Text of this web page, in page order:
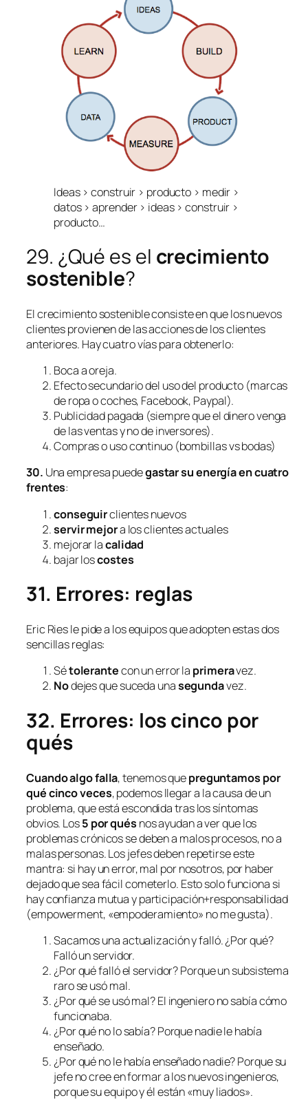
Ideas > construir > producto > medir >
datos > aprender > ideas > construir >
producto…
29. ¿Qué es el crecimiento
sostenible?
El crecimiento sostenible consiste en que los nuevos
clientes provienen de las acciones de los clientes
anteriores. Hay cuatro vías para obtenerlo:
Boca a oreja.
Efecto secundario del uso del producto (marcas
de ropa o coches, Facebook, Paypal).
Publicidad pagada (siempre que el dinero venga
de las ventas y no de inversores).
Compras o uso continuo (bombillasvsbodas)
30. Una empresa puedegastar su energía en cuatro
frentes:
conseguirclientes nuevos
servirmejora los clientes actuales
mejorar lacalidad
bajar loscostes
31. Errores: reglas
Eric Ries le pide a los equipos que adopten estas dos
sencillas reglas:
Sétolerantecon un error la primeravez.
Nodejes que suceda unasegundavez.
32. Errores: los cinco por
qués
Cuando algo falla, tenemos quepreguntamos por
quécinco veces, podemos llegar a la causa de un
problema, que está escondida tras los síntomas
obvios. Los5 por qués nos ayudan a ver que los
problemas crónicos se deben a malos procesos, no a
malas personas. Los jefes deben repetirse este
mantra: si hay un error, mal por nosotros, por haber
dejado que sea fácil cometerlo. Esto solo funciona si
hay confianza mutua y participación+responsabilidad
(empowerment, «empoderamiento» no me gusta).
Sacamos una actualización y falló. ¿Por qué?
Falló un servidor.
¿Por qué falló el servidor? Porque un subsistema
raro se usó mal.
¿Por qué se usó mal? El ingeniero no sabía cómo
funcionaba.
¿Por qué no lo sabía? Porque nadie le había
enseñado.
¿Por qué no le había enseñado nadie? Porque su
jefe no cree en formar a los nuevos ingenieros,
porque su equipo y él están «muy liados».